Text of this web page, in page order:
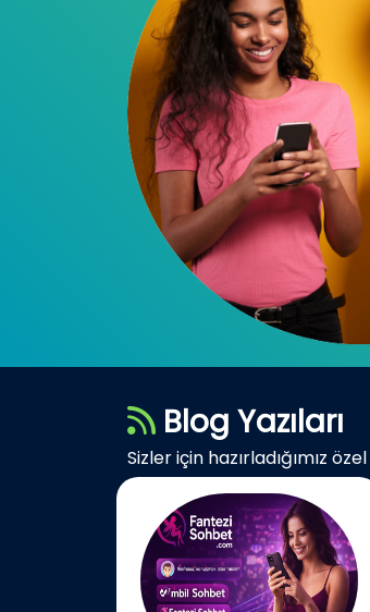
Blog Yazıları
Sizler için hazırladığımız